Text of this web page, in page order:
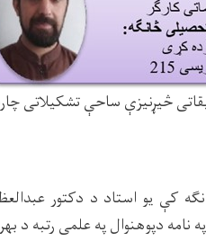
کې یو استاد د دکتور
دپوهنوال په علمی رتبه د